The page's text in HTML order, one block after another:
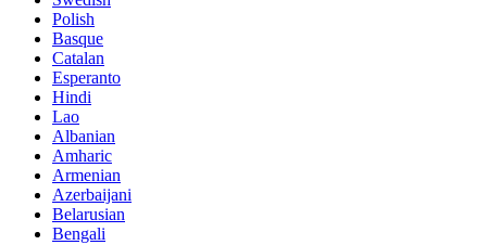
Polish
Basque
Catalan
Esperanto
Hindi
Lao
Albanian
Amharic
Armenian
Azerbaijani
Belarusian
Bengali